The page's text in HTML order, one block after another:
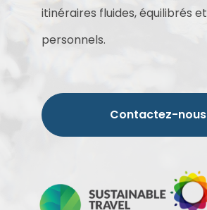
itinéraires fluides, équilibrés et
personnels.
Contactez-nous